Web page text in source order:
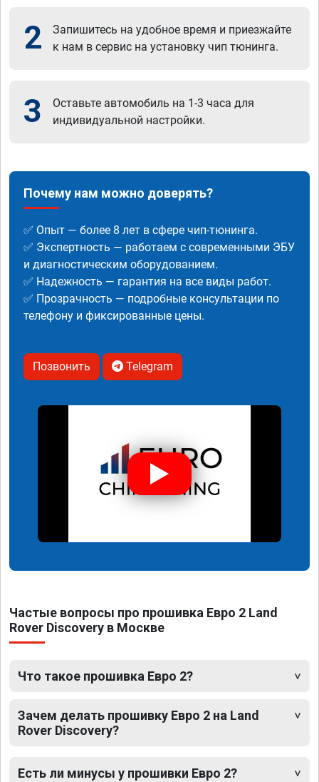
2
Запишитесь на удобное время и приезжайте
к нам в сервис на установку чип тюнинга.
3
Оставьте автомобиль на 1-3 часа для
индивидуальной настройки.
Почему нам можно доверять?
✅ Опыт — более 8 лет в сфере чип-тюнинга.
✅ Экспертность — работаем с современными ЭБУ
и диагностическим оборудованием.
✅ Надежность — гарантия на все виды работ.
✅ Прозрачность — подробные консультации по
телефону и фиксированные цены.
Позвонить Telegram
Частые вопросы про прошивка Евро 2 Land
Rover Discovery в Москве
Что такое прошивка Евро 2?
Зачем делать прошивку Евро 2 на Land
Rover Discovery?
Есть ли минусы у прошивки Евро 2?